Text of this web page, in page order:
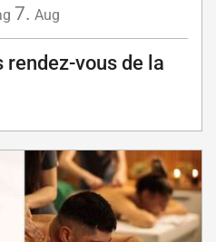
7. Aug
rendez-vous de la